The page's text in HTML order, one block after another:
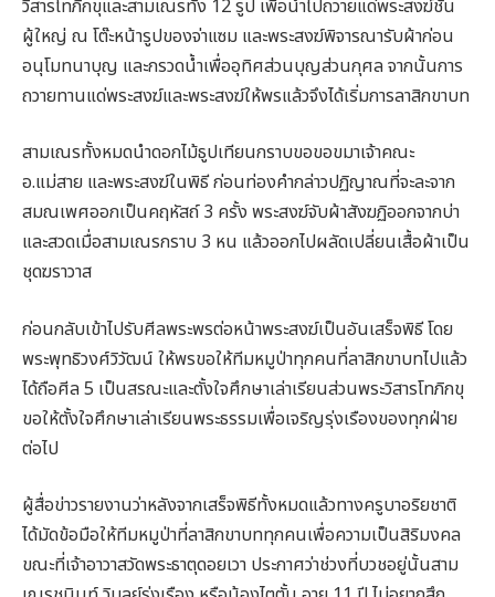
วิสารโทภิกขุและสามเณรทั้ง 12 รูป เพื่อนำไปถวายแด่พระสงฆ์ชั้น
ผู้ใหญ่ ณ โต๊ะหน้ารูปของจ่าแซม และพระสงฆ์พิจารณารับผ้าก่อน
อนุโมทนาบุญ และกรวดน้ำเพื่ออุทิศส่วนบุญส่วนกุศล จากนั้นการ
ถวายทานแด่พระสงฆ์และพระสงฆ์ให้พรแล้วจึงได้เริ่มการลาสิกขาบท
สามเณรทั้งหมดนำดอกไม้ธูปเทียนกราบขอขอขมาเจ้าคณะ
อ.แม่สาย และพระสงฆ์ในพิธี ก่อนท่องคำกล่าวปฏิญาณที่จะละจาก
สมณเพศออกเป็นคฤหัสถ์ 3 ครั้ง พระสงฆ์จับผ้าสังฆฏิออกจากบ่า
และสวดเมื่อสามเณรกราบ 3 หน แล้วออกไปผลัดเปลี่ยนเสื้อผ้าเป็น
ชุดฆราวาส
ก่อนกลับเข้าไปรับศีลพระพรต่อหน้าพระสงฆ์เป็นอันเสร็จพิธี โดย
พระพุทธิวงศ์วิวัฒน์ ให้พรขอให้ทีมหมูป่าทุกคนที่ลาสิกขาบทไปแล้ว
ได้ถือศีล 5 เป็นสรณะและตั้งใจศึกษาเล่าเรียนส่วนพระวิสารโทภิกขุ
ขอให้ตั้งใจศึกษาเล่าเรียนพระธรรมเพื่อเจริญรุ่งเรืองของทุกฝ่าย
ต่อไป
ผู้สื่อข่าวรายงานว่าหลังจากเสร็จพิธีทั้งหมดแล้วทางครูบาอริยชาติ
ได้มัดข้อมือให้ทีมหมูป่าที่ลาสิกขาบททุกคนเพื่อความเป็นสิริมงคล
ขณะที่เจ้าอาวาสวัดพระธาตุดอยเวา ประกาศว่าช่วงที่บวชอยู่นั้นสาม